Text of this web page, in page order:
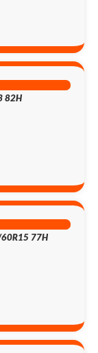
82H
60R15 77H